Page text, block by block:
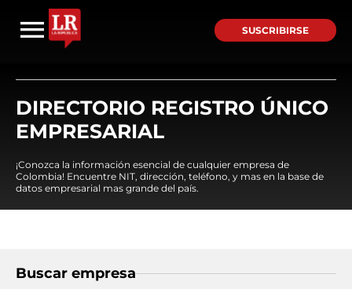
SUSCRIBIRSE
DIRECTORIO REGISTRO ÚNICO
EMPRESARIAL
¡Conozca la información esencial de cualquier empresa de
Colombia! Encuentre NIT, dirección, teléfono, y mas en la base de
datos empresarial mas grande del país.
Buscar empresa